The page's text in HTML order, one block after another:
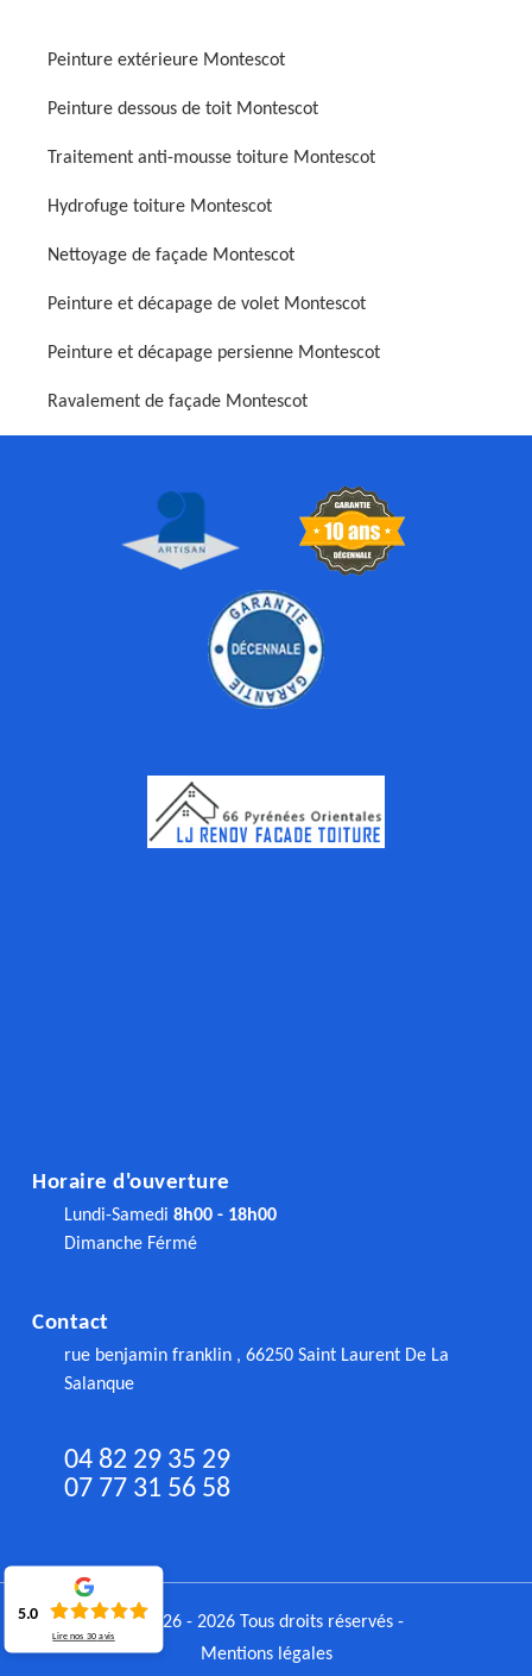
Peinture extérieure Montescot
Peinture dessous de toit Montescot
Traitement anti-mousse toiture Montescot
Hydrofuge toiture Montescot
Nettoyage de façade Montescot
Peinture et décapage de volet Montescot
Peinture et décapage persienne Montescot
Ravalement de façade Montescot
Horaire d'ouverture
Lundi-Samedi 8h00 - 18h00
Dimanche Férmé
Contact
rue benjamin franklin , 66250 Saint Laurent De La
Salanque
04 82 29 35 29
07 77 31 56 58
©2026 - 2026 Tous droits réservés -
Mentions légales
5.0
Lire nos30 avis